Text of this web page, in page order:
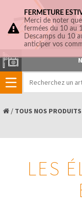
/ TOUS NOS PRODUITS
LES
FERMETURE
Merci de noter
fermées du 10 au
Descamps du 10
anticiper vos